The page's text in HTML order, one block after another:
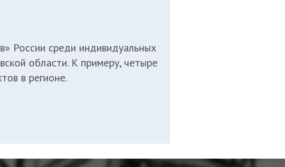
России среди индивидуальных
области. К примеру, четыре
в регионе.